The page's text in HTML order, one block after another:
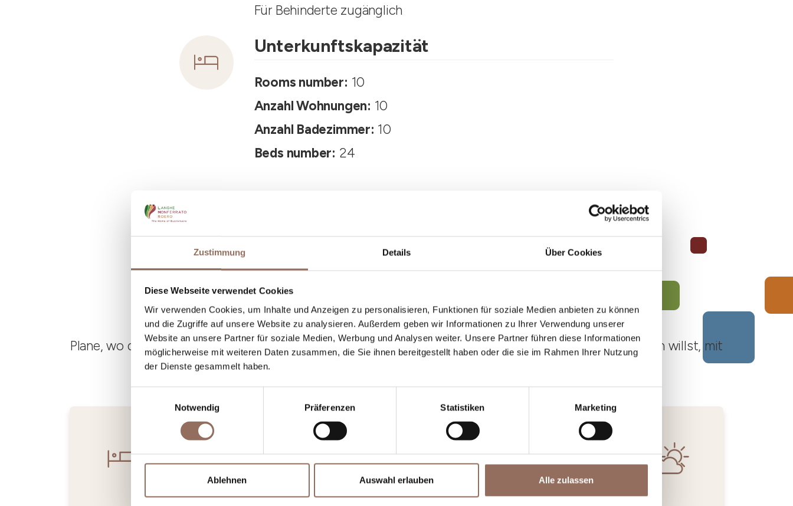
Zustimmung Details Über Cookies
Diese Webseite verwendet Cookies
Wir verwenden Cookies, um Inhalte und Anzeigen zu personalisieren, Funktionen für soziale Medien anbieten zu können
und die Zugriffe auf unsere Website zu analysieren. Außerdem geben wir Informationen zu Ihrer Verwendung unserer
Website an unsere Partner für soziale Medien, Werbung und Analysen weiter. Unsere Partner führen diese Informationen
möglicherweise mit weiteren Daten zusammen, die Sie ihnen bereitgestellt haben oder die sie im Rahmen Ihrer Nutzung
der Dienste gesammelt haben.
Notwendig
Präferenzen Statistiken Marketing
Ablehnen Auswahl erlauben Alle zulassen
Für Behinderte zugänglich
Unterkunftskapazität
Rooms number: 10
Anzahl Wohnungen: 10
Anzahl Badezimmer: 10
Beds number: 24
Dein Urlaub
Plane, wo du übernachtest und isst, was du in jedem Winkel des Langhe Monferrato Roero unternehmen willst, mit